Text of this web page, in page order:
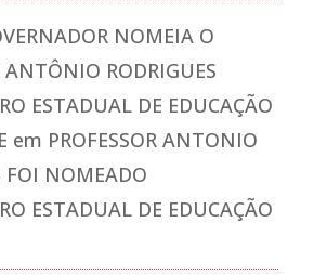
NOMEIA O
ANTÔNIO RODRIGUES
ESTADUAL DE EDUCAÇÃO
em PROFESSOR ANTONIO
FOI NOMEADO
ESTADUAL DE EDUCAÇÃO